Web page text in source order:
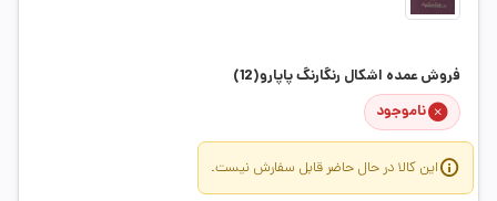
فروش عمده اشکال رنگارنگ پاپارو(12)
ناموجود
این کالا در حال حاضر قابل سفارش نیست.